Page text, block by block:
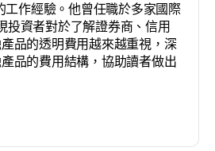
工作經驗。他曾任職於多家國際
投資者對於了解證券商、信用
品的透明費用越來越重視，深
品的費用結構，協助讀者做出